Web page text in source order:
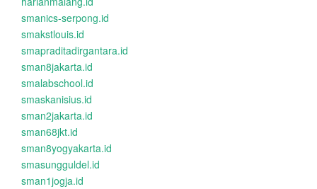
smanics-serpong.id
smakstlouis.id
smapraditadirgantara.id
sman8jakarta.id
smalabschool.id
smaskanisius.id
sman2jakarta.id
sman68jkt.id
sman8yogyakarta.id
smasungguldel.id
sman1jogja.id